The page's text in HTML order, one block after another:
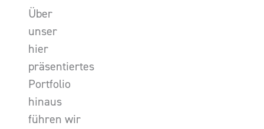
Über
unser
hier
präsentiertes
Portfolio
hinaus
führen wir